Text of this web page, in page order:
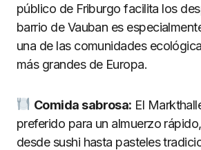
público de Friburgo facilita los
barrio de Vauban es
una de las comunidades
más grandes de Europa.
Comida sabrosa: El
preferido para un almuerzo
desde sushi hasta pasteles